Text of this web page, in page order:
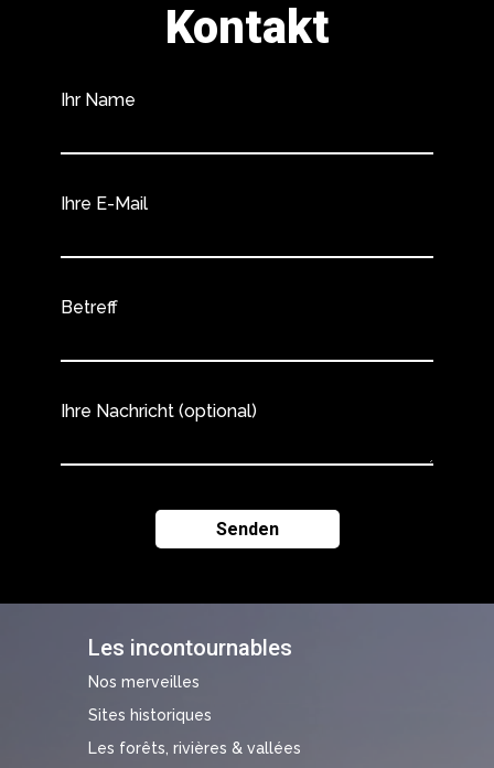
Les incontournables
Nos merveilles
Sites historiques
Les forêts, rivières & vallées
Kontakt
Ihr Name
Ihre E-Mail
Betreff
Ihre Nachricht (optional)